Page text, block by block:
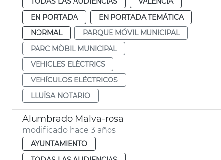
EN PORTADA
EN PORTADA TEMÁTICA
NORMAL
PARQUE MÓVIL MUNICIPAL
PARC MÒBIL MUNICIPAL
VEHICLES ELÈCTRICS
VEHÍCULOS ELÉCTRICOS
LLUÏSA NOTARIO
Alumbrado Malva-rosa
modificado hace 3 años
AYUNTAMIENTO